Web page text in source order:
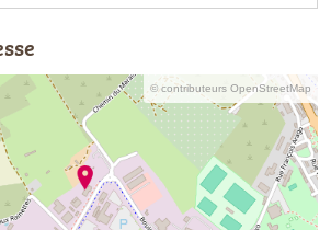
© contributeurs OpenStreetMap